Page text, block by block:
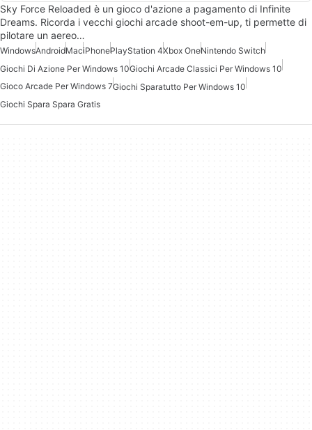
Sky Force Reloaded è un gioco d'azione a pagamento di Infinite
Dreams. Ricorda i vecchi giochi arcade shoot-em-up, ti permette di
pilotare un aereo…
WindowsAndroidMaciPhonePlayStation 4Xbox OneNintendo Switch
Giochi Di Azione Per Windows 10Giochi Arcade Classici Per Windows 10
Gioco Arcade Per Windows 7Giochi Sparatutto Per Windows 10
Giochi Spara Spara Gratis